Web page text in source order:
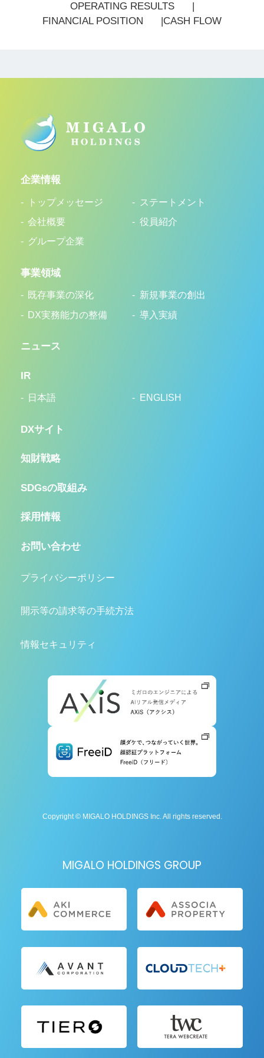
OPERATING RESULTS
FINANCIAL POSITION
CASH FLOW
企業情報
トップメッセージ
ステートメント
会社概要
役員紹介
グループ企業
事業領域
既存事業の深化
新規事業の創出
DX実務能力の整備
導入実績
ニュース
IR
日本語 ENGLISH
DXサイト
知財戦略
SDGsの取組み
採用情報
お問い合わせ
プライバシーポリシー
開示等の請求等の手続方法
情報セキュリティ
Copyright © MIGALO HOLDINGS Inc. All rights reserved.
MIGALO HOLDINGS GROUP